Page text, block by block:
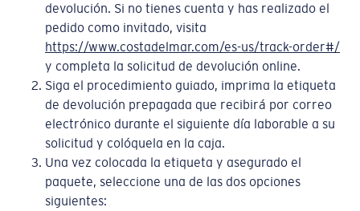
devolución. Si no tienes cuenta y has realizado el
pedido como invitado, visita
https://www.costadelmar.com/es-us/track-order#/
y completa la solicitud de devolución online.
Siga el procedimiento guiado, imprima la etiqueta
de devolución prepagada que recibirá por correo
electrónico durante el siguiente día laborable a su
solicitud y colóquela en la caja.
Una vez colocada la etiqueta y asegurado el
paquete, seleccione una de las dos opciones
siguientes: